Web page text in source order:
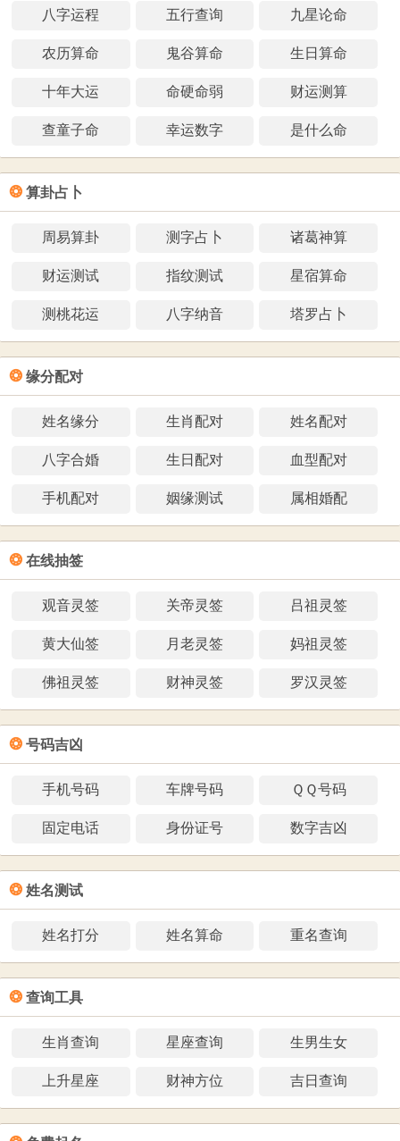
八字运程 五行查询 九星论命
农历算命 鬼谷算命 生日算命
十年大运 命硬命弱 财运测算
查童子命 幸运数字 是什么命
❂ 算卦占卜
周易算卦 测字占卜 诸葛神算
财运测试 指纹测试 星宿算命
测桃花运 八字纳音 塔罗占卜
❂ 缘分配对
姓名缘分 生肖配对 姓名配对
八字合婚 生日配对 血型配对
手机配对 姻缘测试 属相婚配
❂ 在线抽签
观音灵签 关帝灵签 吕祖灵签
黄大仙签 月老灵签 妈祖灵签
佛祖灵签 财神灵签 罗汉灵签
❂ 号码吉凶
手机号码 车牌号码 ＱＱ号码
固定电话 身份证号 数字吉凶
❂ 姓名测试
姓名打分 姓名算命 重名查询
❂ 查询工具
生肖查询 星座查询 生男生女
上升星座 财神方位 吉日查询